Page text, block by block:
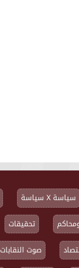
سياسة X سياسة
تحقيقات
صوت النقابات